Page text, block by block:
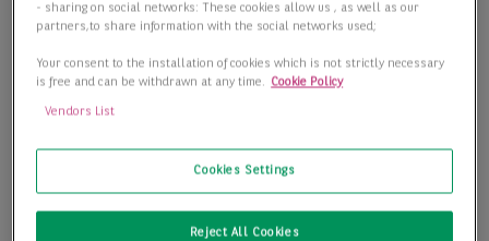
- sharing on social networks: These cookies allow us , as well as our
partners,to share information with the social networks used;
Your consent to the installation of cookies which is not strictly necessary
is free and can be withdrawn at any time. Cookie Policy
Vendors List
Cookies Settings
Reject All Cookies